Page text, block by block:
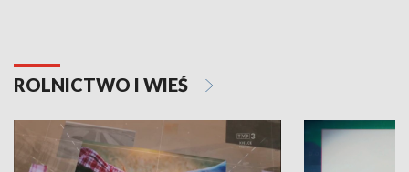
ROLNICTWO I WIEŚ